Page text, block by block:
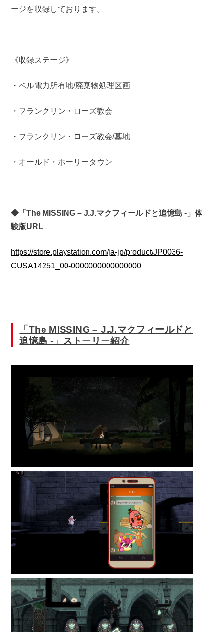
ージを収録しております。
《収録ステージ》
・ベル電力所有地/廃棄物処理区画
・フランクリン・ローズ教会
・フランクリン・ローズ教会/墓地
・オールド・ホーリータウン
◆「The MISSING – J.J.マクフィールドと追憶島 -」体
験版URL
https://store.playstation.com/ja-jp/product/JP0036-
CUSA14251_00-0000000000000000
「The MISSING – J.J.マクフィールドと
追憶島 -」ストーリー紹介